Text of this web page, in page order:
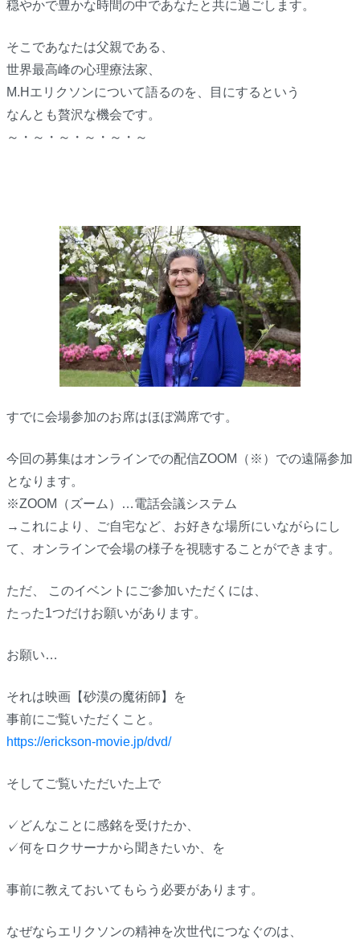
穏やかで豊かな時間の中であなたと共に過ごします。
そこであなたは父親である、
世界最高峰の心理療法家、
M.Hエリクソンについて語るのを、目にするという
なんとも贅沢な機会です。
～・～・～・～・～・～
すでに会場参加のお席はほぼ満席です。
今回の募集はオンラインでの配信ZOOM（※）での遠隔参加
となります。
※ZOOM（ズーム）…電話会議システム
→これにより、ご自宅など、お好きな場所にいながらにし
て、オンラインで会場の様子を視聴することができます。
ただ、 このイベントにご参加いただくには、
たった1つだけお願いがあります。
お願い…
それは映画【砂漠の魔術師】を
事前にご覧いただくこと。
https://erickson-movie.jp/dvd/
そしてご覧いただいた上で
✓どんなことに感銘を受けたか、
✓何をロクサーナから聞きたいか、を
事前に教えておいてもらう必要があります。
なぜならエリクソンの精神を次世代につなぐのは、